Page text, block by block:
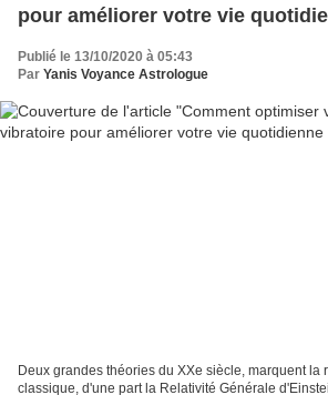
pour améliorer votre vie
Publié le 13/10/2020 à 05:43
Par Yanis Voyance Astrologue
Deux grandes théories du XXe siècle, marquent la
classique, d'une part la Relativité Générale